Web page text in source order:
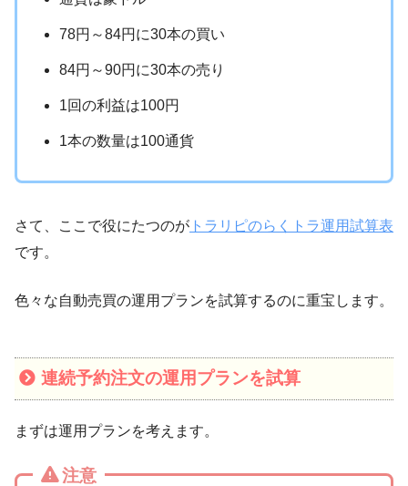
78円～84円に30本の買い
84円～90円に30本の売り
1回の利益は100円
1本の数量は100通貨
さて、ここで役にたつのが トラリピのらくトラ運用試算表
です。
色々な自動売買の運用プランを試算するのに重宝します。
連続予約注文の運用プランを試算
まずは運用プランを考えます。
注意